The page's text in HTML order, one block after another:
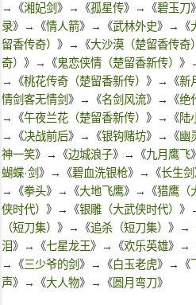
→《湘妃剑 》→《孤星传》→《碧玉刀
录》→《情人箭》→《武林外史》→《
留香传奇） 》→《大沙漠（楚留香传奇）
奇） 》→《鬼恋侠情（楚留香新传） 》
→《桃花传奇（楚留香新传） 》→《新
情剑客无情剑 》→《名剑风流》→《绝
→《午夜兰花（楚留香新传） 》→《陆
→《决战前后》→《银钩赌坊》→《幽
神一笑》→《边城浪子》→《九月鹰飞
蝴蝶·剑 》→《碧血洗银枪》→《长生剑
→《拳头》→《大地飞鹰》→《猎鹰（
侠时代） 》→《银雕（大武侠时代） 》
（短刀集） 》→《追杀（短刀集） 》→
泪》→《七星龙王》→《欢乐英雄》→
→《三少爷的剑 》→《白玉老虎》→《
声》→《大人物》→《 圆月弯刀》